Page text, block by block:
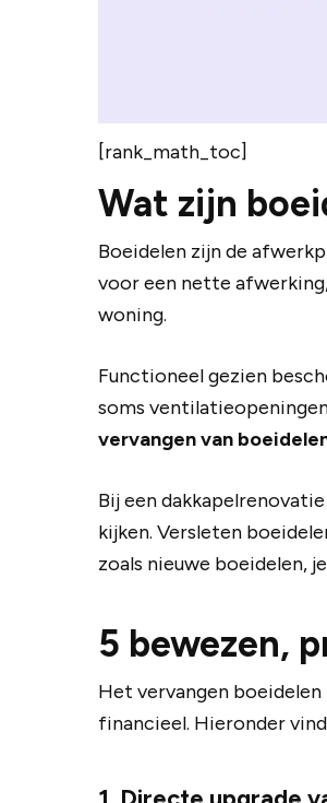
[rank_math_toc]
Wat zijn
Boeidelen zijn de
voor een nette
woning.
Functioneel gezien
soms
vervangen van
Bij een
kijken. Versleten
zoals nieuwe boeidelen,
5 bewezen,
Het vervangen
financieel. Hieronder